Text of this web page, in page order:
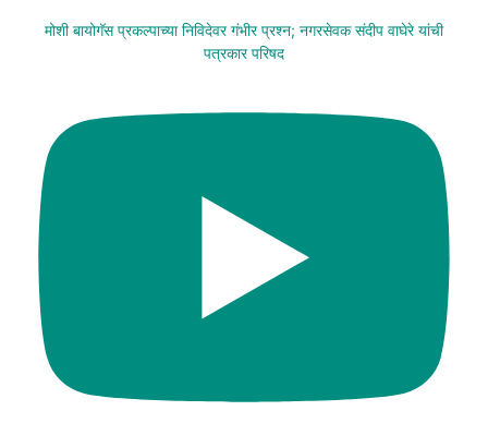
मोशी बायोगॅस प्रकल्पाच्या निविदेवर गंभीर प्रश्न; नगरसेवक संदीप वाघेरे यांची
पत्रकार परिषद